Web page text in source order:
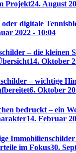
Projekt24. August
oder digitale
2022 - 10:04
– die kleinen
14. Oktober
– wichtige
6. Oktober
bedruckt – ein
14. Februar
im Fokus30.